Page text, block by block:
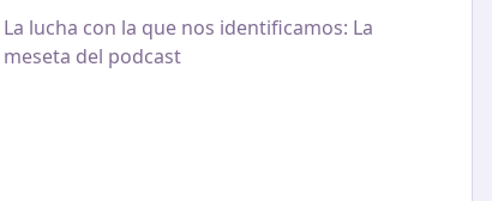
La lucha con la que nos identificamos: La
meseta del podcast